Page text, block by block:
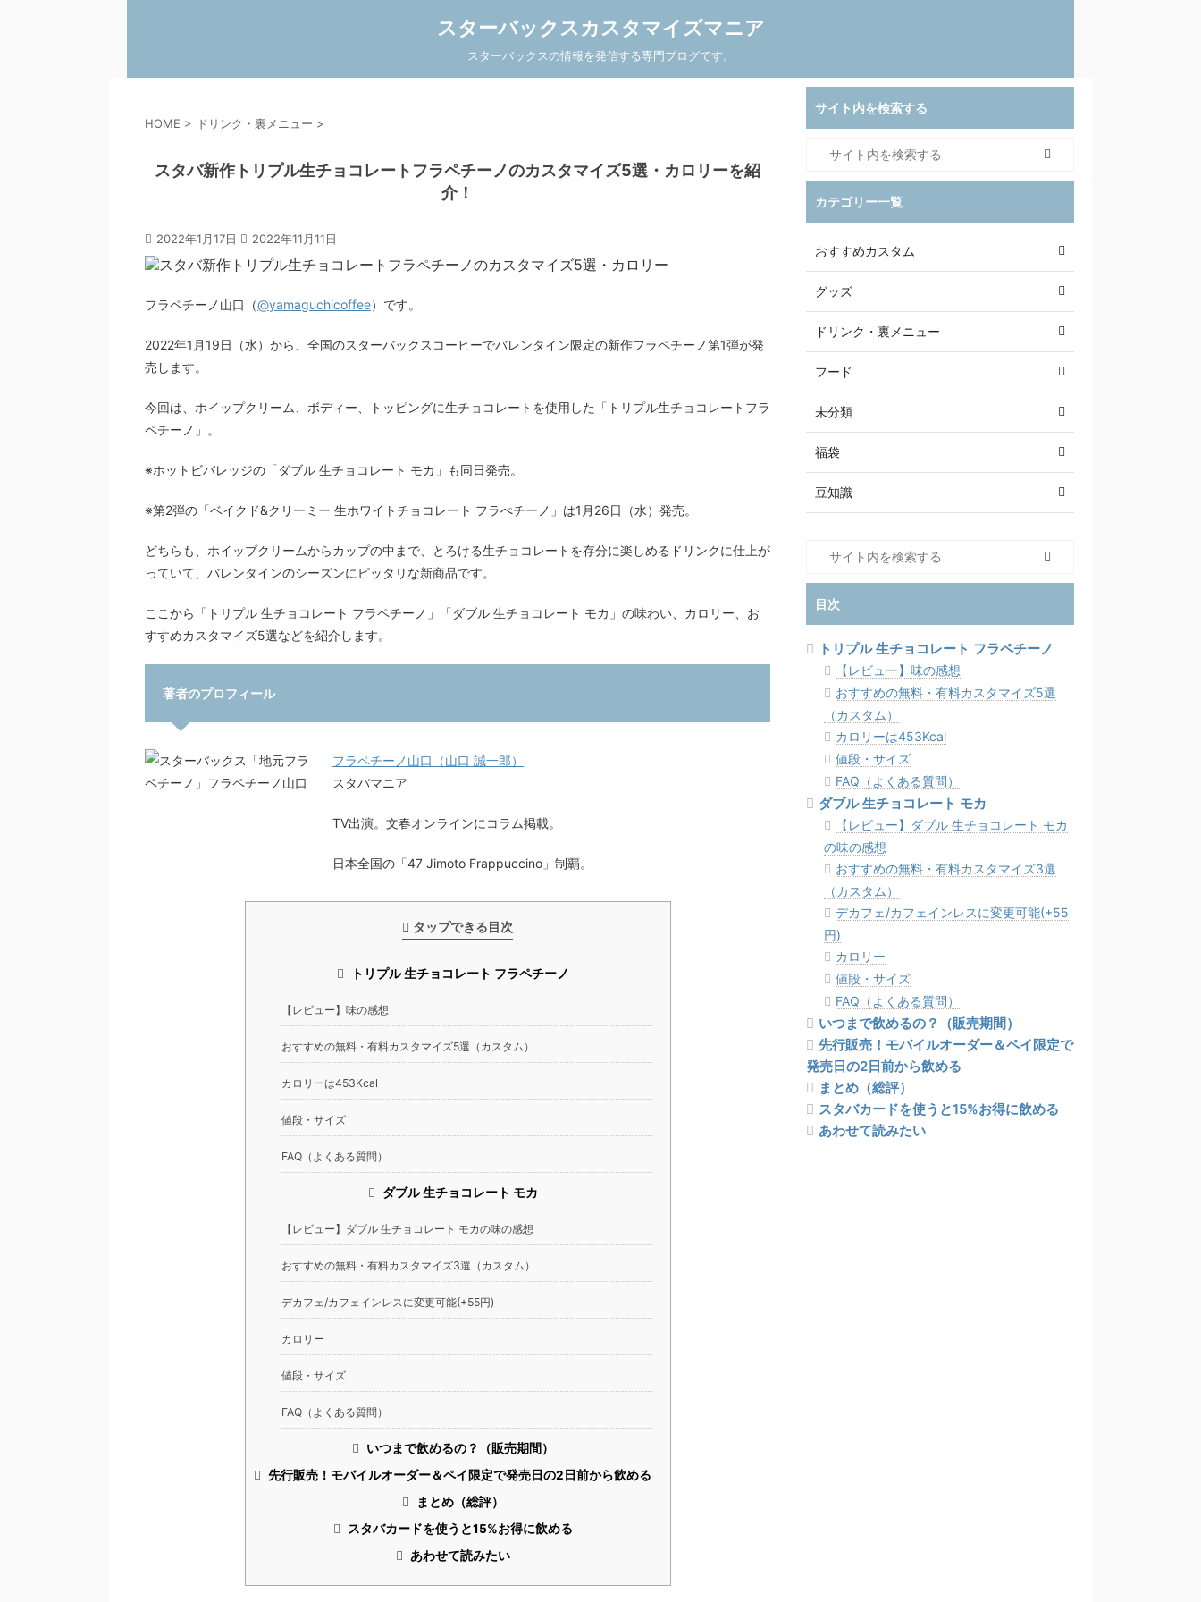
スターバックスカスタマイズマニア
スターバックスの情報を発信する専門ブログです。
HOME > ドリンク・裏メニュー >
スタバ新作トリプル生チョコレートフラペチーノのカスタマイズ5選・カロリーを紹
介！
2022年1月17日 2022年11月11日
フラペチーノ山口（@yamaguchicoffee）です。
2022年1月19日（水）から、全国のスターバックスコーヒーでバレンタイン限定の新作フラペチーノ第1弾が発
売します。
今回は、ホイップクリーム、ボディー、トッピングに生チョコレートを使用した「トリプル生チョコレートフラ
ペチーノ」。
※ホットビバレッジの「ダブル 生チョコレート モカ」も同日発売。
※第2弾の「ベイクド&クリーミー 生ホワイトチョコレート フラぺチーノ」は1月26日（水）発売。
どちらも、ホイップクリームからカップの中まで、とろける生チョコレートを存分に楽しめるドリンクに仕上が
っていて、バレンタインのシーズンにピッタリな新商品です。
ここから「トリプル 生チョコレート フラペチーノ」「ダブル 生チョコレート モカ」の味わい、カロリー、お
すすめカスタマイズ5選などを紹介します。
著者のプロフィール
フラペチーノ山口（山口 誠一郎）
スタバマニア
TV出演。文春オンラインにコラム掲載。
日本全国の「47 Jimoto Frappuccino」制覇。
タップできる目次
トリプル 生チョコレート フラペチーノ
【レビュー】味の感想
おすすめの無料・有料カスタマイズ5選（カスタム）
カロリーは453Kcal
値段・サイズ
FAQ（よくある質問）
ダブル 生チョコレート モカ
【レビュー】ダブル 生チョコレート モカの味の感想
おすすめの無料・有料カスタマイズ3選（カスタム）
デカフェ/カフェインレスに変更可能(+55円)
カロリー
値段・サイズ
FAQ（よくある質問）
いつまで飲めるの？（販売期間）
先行販売！モバイルオーダー＆ペイ限定で発売日の2日前から飲める
まとめ（総評）
スタバカードを使うと15%お得に飲める
あわせて読みたい
サイト内を検索する
カテゴリー一覧
おすすめカスタム
グッズ
ドリンク・裏メニュー
フード
未分類
福袋
豆知識
目次
トリプル 生チョコレート フラペチーノ
【レビュー】味の感想
おすすめの無料・有料カスタマイズ5選
（カスタム）
カロリーは453Kcal
値段・サイズ
FAQ（よくある質問）
ダブル 生チョコレート モカ
【レビュー】ダブル 生チョコレート モカ
の味の感想
おすすめの無料・有料カスタマイズ3選
（カスタム）
デカフェ/カフェインレスに変更可能(+55
円)
カロリー
値段・サイズ
FAQ（よくある質問）
いつまで飲めるの？（販売期間）
先行販売！モバイルオーダー＆ペイ限定で
発売日の2日前から飲める
まとめ（総評）
スタバカードを使うと15%お得に飲める
あわせて読みたい